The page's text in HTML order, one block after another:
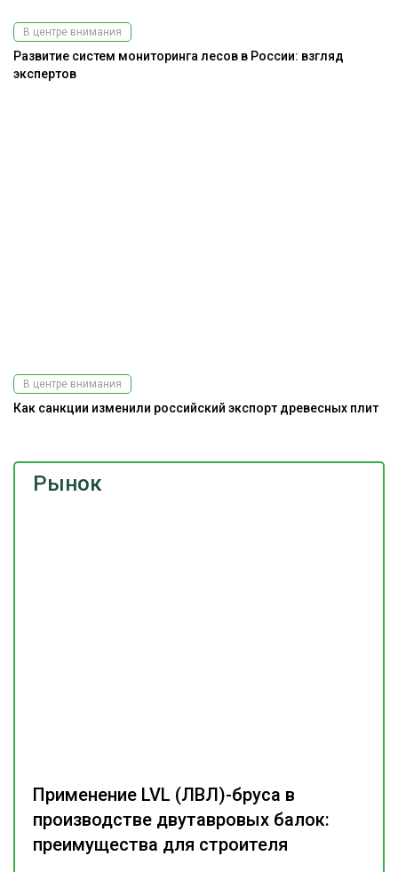
Рынок
Применение LVL (ЛВЛ)-бруса в
производстве двутавровых балок:
преимущества для строителя
В центре внимания
Развитие систем мониторинга лесов в России: взгляд
экспертов
В центре внимания
Как санкции изменили российский экспорт древесных плит